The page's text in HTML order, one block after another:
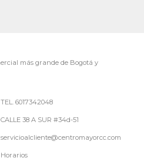
TEL. 6017342048
CALLE 38 A SUR #34d-51
servicioalcliente@centromayorcc.com
Horarios